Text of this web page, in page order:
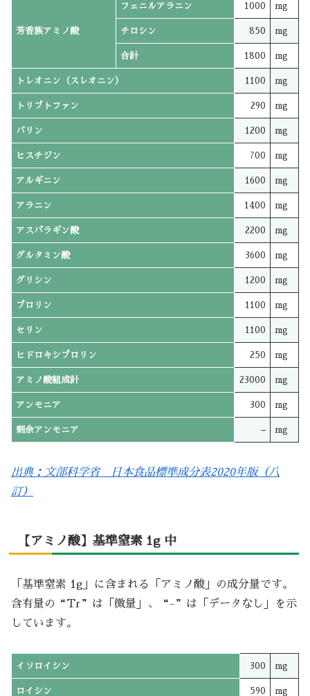
芳香族アミノ酸
フェニルアラニン 1000 mg
チロシン 850 mg
合計 1800 mg
トレオニン（スレオニン） 1100 mg
トリプトファン 290 mg
バリン 1200 mg
ヒスチジン 700 mg
アルギニン 1600 mg
アラニン 1400 mg
アスパラギン酸 2200 mg
グルタミン酸 3600 mg
グリシン 1200 mg
プロリン 1100 mg
セリン 1100 mg
ヒドロキシプロリン 250 mg
アミノ酸組成計 23000 mg
アンモニア 300 mg
剰余アンモニア – mg
出典：文部科学省 日本食品標準成分表2020年版（八
訂）
【アミノ酸】基準窒素 1g 中
「基準窒素 1g」に含まれる「アミノ酸」の成分量です。
含有量の“Tr”は「微量」、“-”は「データなし」を示
しています。
イソロイシン 300 mg
ロイシン 590 mg